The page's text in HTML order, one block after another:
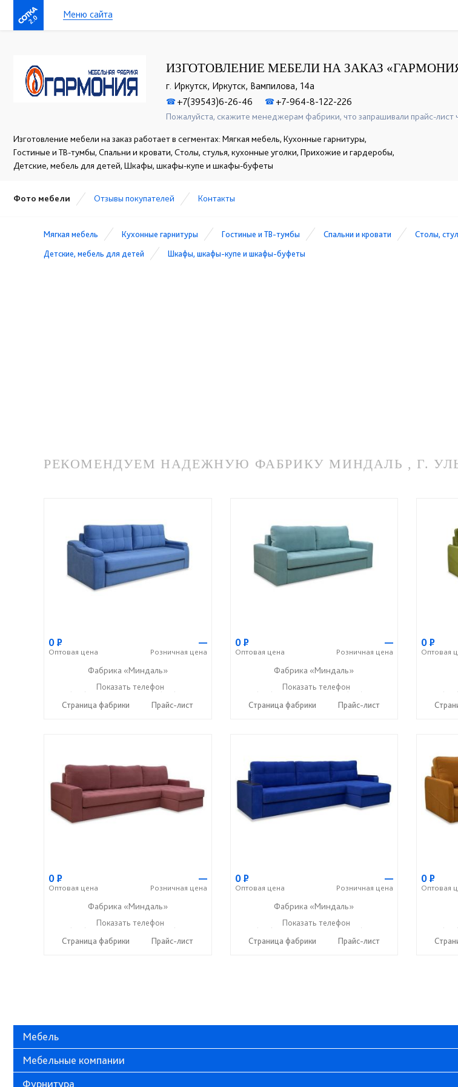
2.0 Меню сайта
ИЗГОТОВЛЕНИЕ МЕБЕЛИ НА ЗАКАЗ
г. Иркутск, Иркутск, Вампилова, 14а
☎+7(39543)6-26-46 ☎+7-964-8-122-226
Пожалуйста, скажите менеджерам фабрики, что запрашивали прайс-лист
Изготовление мебели на заказ работает в сегментах: Мягкая мебель, Кухонные гарнитуры,
Гостиные и ТВ-тумбы, Спальни и кровати, Столы, стулья, кухонные уголки, Прихожие и гардеробы,
Детские, мебель для детей, Шкафы, шкафы-купе и шкафы-буфеты
Фото мебели Отзывы покупателей Контакты
Мягкая мебель Кухонные гарнитуры Гостиные и ТВ-тумбы Спальни и кровати Столы,
Детские, мебель для детей
Шкафы, шкафы-купе и шкафы-буфеты
РЕКОМЕНДУЕМ НАДЕЖНУЮ ФАБРИКУ МИНДАЛЬ , Г.
0Р
Оптовая цена
—
Розничная цена
Фабрика «Миндаль»
+7 (927) 630-62-82 ☎+7 (917) 638-44-17
Показать телефон
Страница фабрики
Прайс-лист
0Р
Оптовая цена
—
Розничная цена
Фабрика «Миндаль»
+7 (927) 630-62-82 ☎+7 (917) 638-44-17
Показать телефон
Страница фабрики
Прайс-лист
0Р
Оптовая
+7
0Р
Оптовая цена
—
Розничная цена
Фабрика «Миндаль»
+7 (927) 630-62-82 ☎+7 (917) 638-44-17
Показать телефон
Страница фабрики
Прайс-лист
0Р
Оптовая цена
—
Розничная цена
Фабрика «Миндаль»
+7 (927) 630-62-82 ☎+7 (917) 638-44-17
Показать телефон
Страница фабрики
Прайс-лист
0Р
Оптовая
+7
Мебель
Мебельные компании
Фурнитура